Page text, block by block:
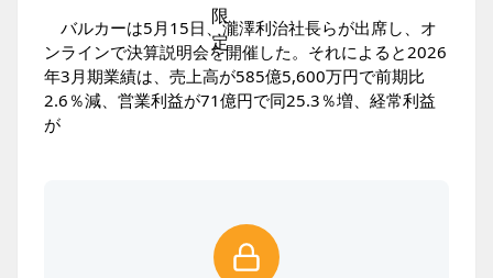
バルカーは5月15日、瀧澤利治社長らが出席し、オ
ンラインで決算説明会を開催した。それによると2026
年3月期業績は、売上高が585億5,600万円で前期比
2.6％減、営業利益が71億円で同25.3％増、経常利益
が